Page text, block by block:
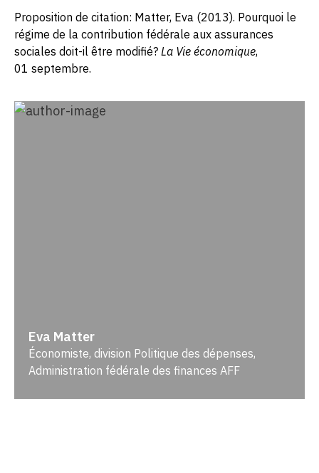
Proposition de citation: Matter, Eva (2013). Pourquoi le
régime de la contribution fédérale aux assurances
sociales doit-il être modifié? La Vie économique,
01 septembre.
Eva Matter
Économiste, division Politique des dépenses,
Administration fédérale des finances AFF